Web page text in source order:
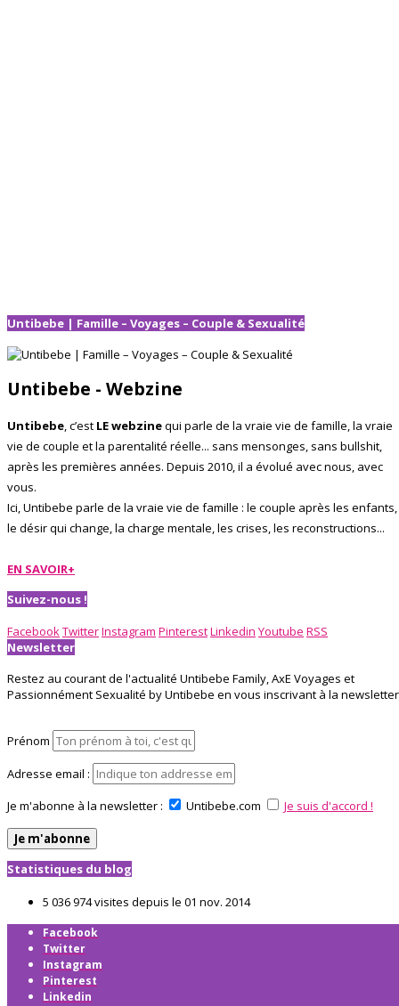
Untibebe | Famille – Voyages – Couple & Sexualité
Untibebe - Webzine
Untibebe, c’est LE webzinequi parle de la vraie vie de famille, la vraie
vie de couple et la parentalité réelle... sans mensonges, sans bullshit,
après les premières années. Depuis 2010, il a évolué avec nous, avec
vous.
Ici, Untibebe parle de la vraie vie de famille : le couple après les enfants,
le désir qui change, la charge mentale, les crises, les reconstructions...
EN SAVOIR+
Suivez-nous !
FacebookTwitterInstagram PinterestLinkedin Youtube RSS
Newsletter
Restez au courant de l'actualité Untibebe Family, AxE Voyages et
Passionnément Sexualité by Untibebe en vous inscrivant à la
Prénom
Adresse email :
Je m'abonne à la newsletter :
Untibebe.com Je suis d'accord !
Statistiques du blog
5 036 974 visites depuis le 01 nov. 2014
Facebook
Twitter
Instagram
Pinterest
Linkedin